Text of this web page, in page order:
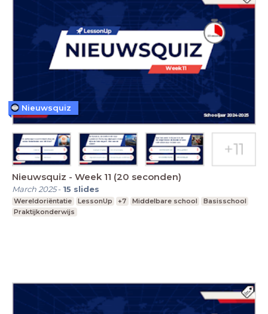
Nieuwsquiz - Week 11 (20 seconden)
March 2025- 15 slides
Wereldoriëntatie LessonUp +7 Middelbare school
Basisschool
Praktijkonderwijs
Nieuwsquiz